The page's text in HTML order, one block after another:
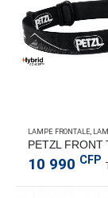
LAMPE FRONTALE
10 990 CFP